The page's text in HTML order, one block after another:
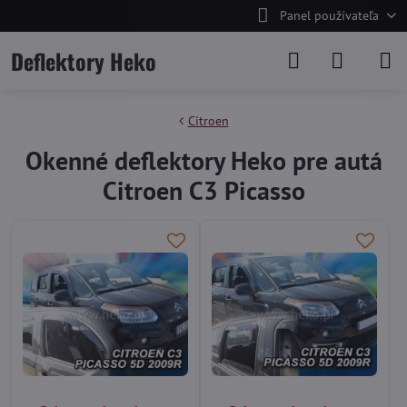
Panel používateľa
Deflektory Heko
Citroen
Okenné deflektory Heko pre autá
Citroen C3 Picasso